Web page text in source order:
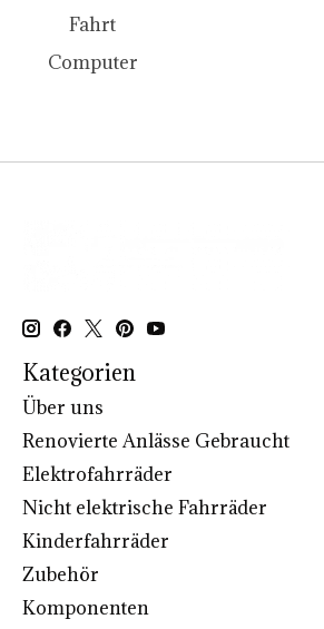
Fahrt
Computer
Kategorien
Über uns
Renovierte Anlässe Gebraucht
Elektrofahrräder
Nicht elektrische Fahrräder
Kinderfahrräder
Zubehör
Komponenten